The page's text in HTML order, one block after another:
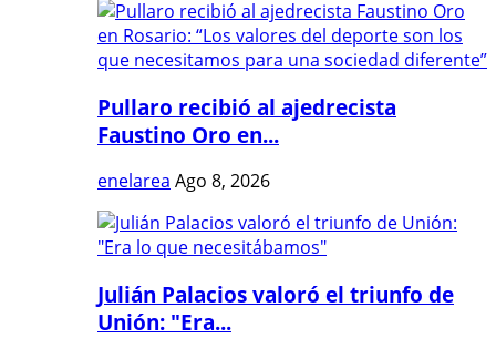
Pullaro recibió al ajedrecista
Faustino Oro en...
enelarea Ago 8, 2026
Julián Palacios valoró el triunfo de
Unión: "Era...